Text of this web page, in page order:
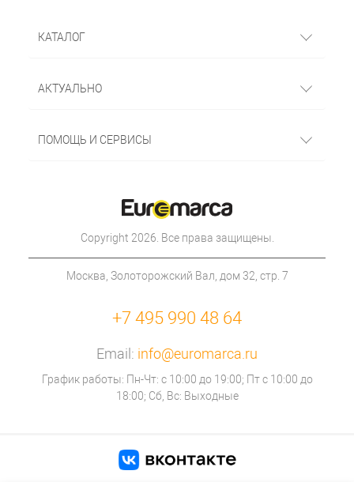
КАТАЛОГ
АКТУАЛЬНО
ПОМОЩЬ И СЕРВИСЫ
Copyright 2026. Все права защищены.
Москва, Золоторожский Вал, дом 32, стр. 7
+7 495 990 48 64
Email: info@euromarca.ru
График работы: Пн-Чт: с 10:00 до 19:00; Пт с 10:00 до
18:00; Сб, Вс: Выходные